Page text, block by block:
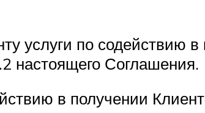
услуги по содействию
настоящего Соглашения.
в получении